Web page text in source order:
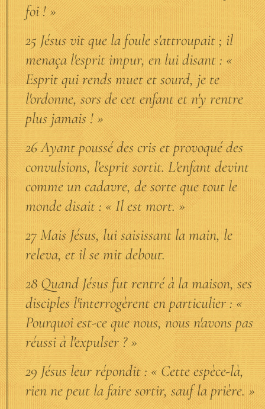
foi ! »
25 Jésus vit que la foule s'attroupait ; il
menaça l'esprit impur, en lui disant : «
Esprit qui rends muet et sourd, je te
l'ordonne, sors de cet enfant et n'y rentre
plus jamais ! »
26 Ayant poussé des cris et provoqué des
convulsions, l'esprit sortit. L'enfant devint
comme un cadavre, de sorte que tout le
monde disait : « Il est mort. »
27 Mais Jésus, lui saisissant la main, le
releva, et il se mit debout.
28 Quand Jésus fut rentré à la maison, ses
disciples l'interrogèrent en particulier : «
Pourquoi est-ce que nous, nous n'avons pas
réussi à l'expulser ? »
29 Jésus leur répondit : « Cette espèce-là,
rien ne peut la faire sortir, sauf la prière. »